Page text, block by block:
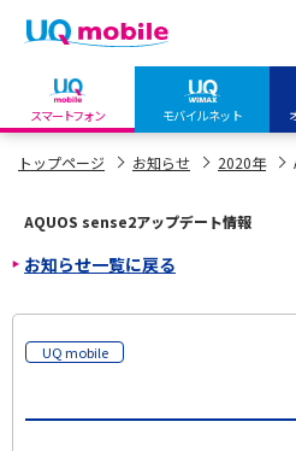
スマートフォン モバイルネット
my UQ WiMAX
My UQ mobile
UQ mobile ご契約の方
UQ mobile
データチャージサイト
UQ mobile
UQ WiMAX
オンラインショップ
UQ mobile
UQ WiMAX
販売店舗
トップページ お知らせ 2020年
AQUOS sense2アップデート情報
お知らせ一覧に戻る
UQ mobile